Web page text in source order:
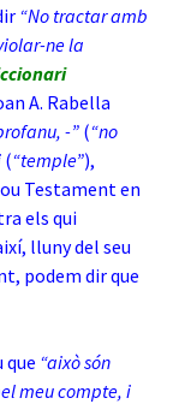
“No tractar amb
ne la
A. Rabella
-”(“no
(“temple”),
Testament en
els qui
lluny del seu
podem dir que
que “això són
meu compte, i